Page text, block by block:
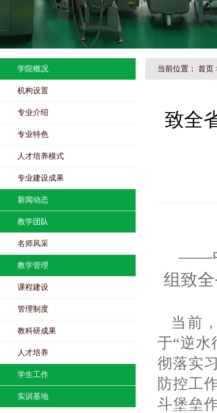
学院概况
机构设置
专业介绍
专业特色
人才培养模式
专业建设成果
新闻动态
教学团队
名师风采
教学管理
课程建设
管理制度
教科研成果
人才培养
学生工作
实训基地
当前位置： 首页
致全
——
组致
当前
于“逆水
彻落实
防控工
斗堡垒